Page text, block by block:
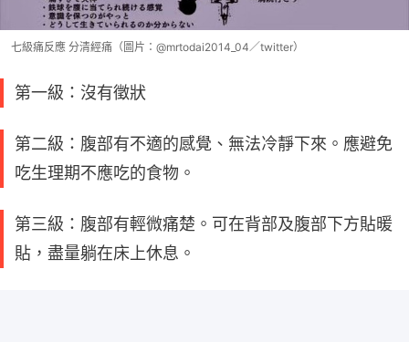
七級痛反應 分清經痛（圖片：@mrtodai2014_04／twitter）
第一級：沒有徵狀
第二級：腹部有不適的感覺、無法冷靜下來。應避免
吃生理期不應吃的食物。
第三級：腹部有輕微痛楚。可在背部及腹部下方貼暖
貼，盡量躺在床上休息。